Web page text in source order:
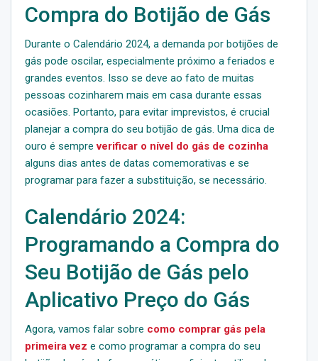
Compra do Botijão de Gás
Durante o Calendário 2024, a demanda por botijões de
gás pode oscilar, especialmente próximo a feriados e
grandes eventos. Isso se deve ao fato de muitas
pessoas cozinharem mais em casa durante essas
ocasiões. Portanto, para evitar imprevistos, é crucial
planejar a compra do seu botijão de gás. Uma dica de
ouro é sempreverificar o nível do gás de cozinha
alguns dias antes de datas comemorativas e se
programar para fazer a substituição, se necessário.
Calendário 2024:
Programando a Compra do
Seu Botijão de Gás pelo
Aplicativo Preço do Gás
Agora, vamos falar sobre como comprar gás pela
primeira vez e como programar a compra do seu